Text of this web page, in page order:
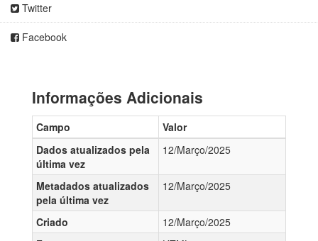
Twitter
Facebook
Informações Adicionais
Campo
Valor
Dados atualizados pela
última vez
12/Março/2025
Metadados atualizados
pela última vez
12/Março/2025
Criado
12/Março/2025